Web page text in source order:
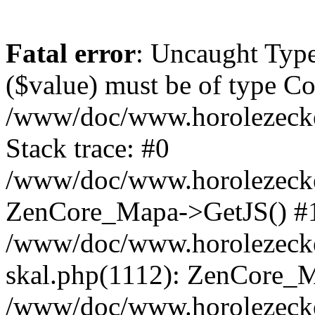
Fatal error: Uncaught
($value) must be of type
/www/doc/
Stack trace: #0
/www/doc/
ZenCore_Mapa->GetJS()
/www/doc/
skal.php(1112):
/www/doc/